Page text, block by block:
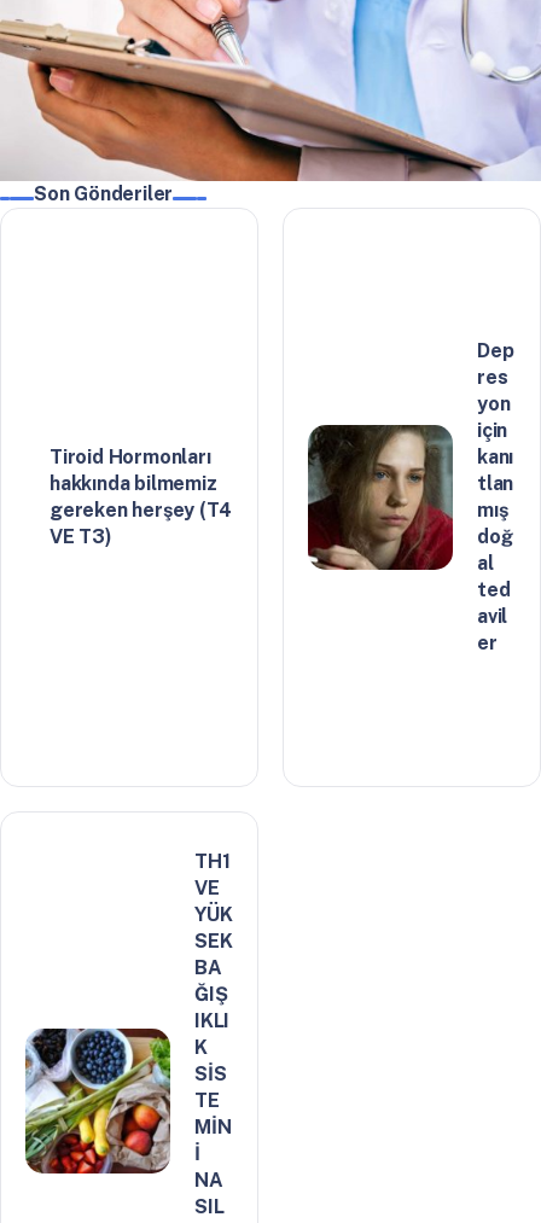
Son Gönderiler
Tiroid Hormonları
hakkında bilmemiz
gereken herşey (T4
VE T3)
Dep
res
yon
için
kanı
tlan
mış
doğ
al
ted
avil
er
TH1
VE
YÜK
SEK
BA
ĞIŞ
IKLI
K
SİS
TE
MİN
İ
NA
SIL